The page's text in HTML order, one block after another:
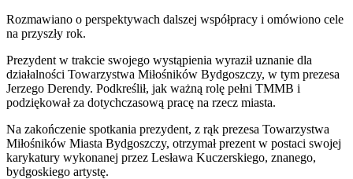
Rozmawiano o perspektywach dalszej współpracy i omówiono cele
na przyszły rok.
Prezydent w trakcie swojego wystąpienia wyraził uznanie dla
działalności Towarzystwa Miłośników Bydgoszczy, w tym prezesa
Jerzego Derendy. Podkreślił, jak ważną rolę pełni TMMB i
podziękował za dotychczasową pracę na rzecz miasta.
Na zakończenie spotkania prezydent, z rąk prezesa Towarzystwa
Miłośników Miasta Bydgoszczy, otrzymał prezent w postaci swojej
karykatury wykonanej przez Lesława Kuczerskiego, znanego,
bydgoskiego artystę.